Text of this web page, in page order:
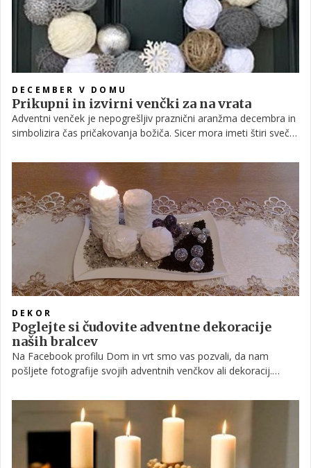
DECEMBER V DOMU
Prikupni in izvirni venčki za na vrata
Adventni venček je nepogrešljiv praznični aranžma decembra in
simbolizira čas pričakovanja božiča. Sicer mora imeti štiri sveče,
potovali na Jezusovo rojstvo, poznamo pa tudi take venčke, ki
jih ne postavimo na mizo, ampak jih obesimo na vrata. Zaradi
varnosti naj bodo ti raje brez sveč, so pa kljub temu čudovita
praznična dekoracija. Poglejte nekaj malce drugačnih venčkov
za na vrata in morda se vam utrne kakšna ideja!
DEKOR
Poglejte si čudovite adventne dekoracije
naših bralcev
Na Facebook profilu Dom in vrt smo vas pozvali, da nam
pošljete fotografije svojih adventnih venčkov ali dekoracij.
fotografij, vaše izvirne dekoracije pa so prisegle vsa naša
pričakovanja. Nekaj teh si lahko ogledate v galeriji.